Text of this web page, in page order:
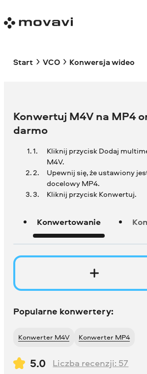
Start VCO Konwersja wideo
Konwertuj M4V na MP4
darmo
Kliknij przycisk Dodaj
M4V.
Upewnij się, że ustawiony
docelowy MP4.
Kliknij przycisk Konwertuj.
Konwertowanie
Popularne konwertery:
Konwerter M4V Konwerter MP4
5.0 Liczba recenzji: 57